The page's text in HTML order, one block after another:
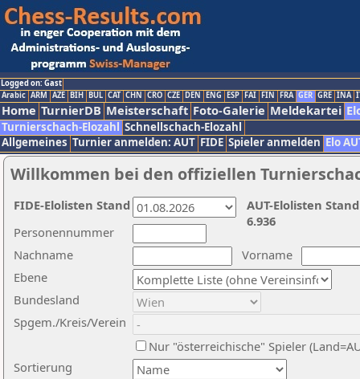
Logged on: Gast
Arabic ARM AZE BIH BUL CAT CHN CRO CZE DEN ENG ESP FAI FIN FRA GER GRE INA
Home TurnierDB Meisterschaft Foto-Galerie Meldekartei
Turnierschach-Elozahl Schnellschach-Elozahl
Allgemeines Turnier anmelden: AUT FIDE Spieler anmelden Elo
Willkommen bei den offiziellen
Nachname
Vorname
Ebene
Sortierung
Personennummer
Bundesland
Spgem./Kreis/Verein
Nur "österreichische" Spieler
AUT-Elolisten
6.936
FIDE-Elolisten Stand